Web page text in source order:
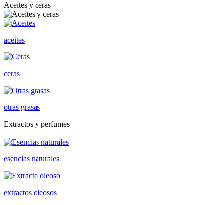
Aceites y ceras
aceites
ceras
otras grasas
Extractos y perfumes
esencias naturales
extractos oleosos